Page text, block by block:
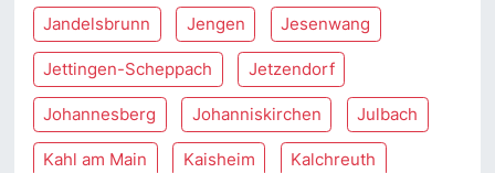
Jandelsbrunn Jengen Jesenwang
Jettingen-Scheppach Jetzendorf
Johannesberg Johanniskirchen Julbach
Kahl am Main Kaisheim Kalchreuth